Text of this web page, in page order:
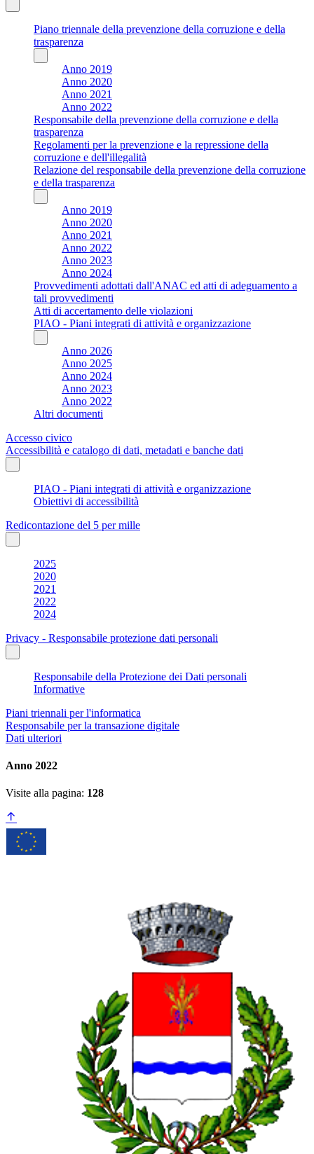
Piano triennale della prevenzione della corruzione e della
trasparenza
Anno 2019
Anno 2020
Anno 2021
Anno 2022
Responsabile della prevenzione della corruzione e della
trasparenza
Regolamenti per la prevenzione e la repressione della
corruzione e dell'illegalità
Relazione del responsabile della prevenzione della corruzione
e della trasparenza
Anno 2019
Anno 2020
Anno 2021
Anno 2022
Anno 2023
Anno 2024
Provvedimenti adottati dall'ANAC ed atti di adeguamento a
tali provvedimenti
Atti di accertamento delle violazioni
PIAO - Piani integrati di attività e organizzazione
Anno 2026
Anno 2025
Anno 2024
Anno 2023
Anno 2022
Altri documenti
Accesso civico
Accessibilità e catalogo di dati, metadati e banche dati
PIAO - Piani integrati di attività e organizzazione
Obiettivi di accessibilità
Redicontazione del 5 per mille
2025
2020
2021
2022
2024
Privacy - Responsabile protezione dati personali
Responsabile della Protezione dei Dati personali
Informative
Piani triennali per l'informatica
Responsabile per la transazione digitale
Dati ulteriori
Anno 2022
Visite alla pagina: 128